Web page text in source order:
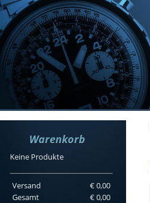
Warenkorb
Keine Produkte
€ 0,00
Versand
€ 0,00
Gesamt